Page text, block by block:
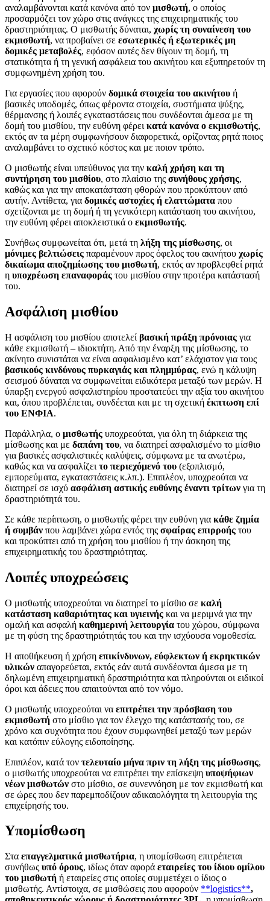
αναλαμβάνονται κατά κανόνα από τον μισθωτή, ο οποίος
προσαρμόζει τον χώρο στις ανάγκες της επιχειρηματικής του
δραστηριότητας. Ο μισθωτής δύναται, χωρίς τη συναίνεση του
εκμισθωτή, να προβαίνει σε εσωτερικές ή εξωτερικές μη
δομικές μεταβολές, εφόσον αυτές δεν θίγουν τη δομή, τη
στατικότητα ή τη γενική ασφάλεια του ακινήτου και εξυπηρετούν τη
συμφωνημένη χρήση του.
Για εργασίες που αφορούν δομικά στοιχεία του ακινήτου ή
βασικές υποδομές, όπως φέροντα στοιχεία, συστήματα ψύξης,
θέρμανσης ή λοιπές εγκαταστάσεις που συνδέονται άμεσα με τη
δομή του μισθίου, την ευθύνη φέρει κατά κανόνα ο εκμισθωτής,
εκτός αν τα μέρη συμφωνήσουν διαφορετικά, ορίζοντας ρητά ποιος
αναλαμβάνει το σχετικό κόστος και με ποιον τρόπο.
Ο μισθωτής είναι υπεύθυνος για την καλή χρήση και τη
συντήρηση του μισθίου, στο πλαίσιο της συνήθους χρήσης,
καθώς και για την αποκατάσταση φθορών που προκύπτουν από
αυτήν. Αντίθετα, για δομικές αστοχίες ή ελαττώματα που
σχετίζονται με τη δομή ή τη γενικότερη κατάσταση του ακινήτου,
την ευθύνη φέρει αποκλειστικά ο εκμισθωτής.
Συνήθως συμφωνείται ότι, μετά τη λήξη της μίσθωσης, οι
μόνιμες βελτιώσεις παραμένουν προς όφελος του ακινήτου χωρίς
δικαίωμα αποζημίωσης του μισθωτή, εκτός αν προβλεφθεί ρητά
η υποχρέωση επαναφοράς του μισθίου στην προτέρα κατάστασή
του.
Ασφάλιση μισθίου
Η ασφάλιση του μισθίου αποτελεί βασική πράξη πρόνοιας για
κάθε εκμισθωτή – ιδιοκτήτη. Από την έναρξη της μίσθωσης, το
ακίνητο συνιστάται να είναι ασφαλισμένο κατ’ ελάχιστον για τους
βασικούς κινδύνους πυρκαγιάς και πλημμύρας, ενώ η κάλυψη
σεισμού δύναται να συμφωνείται ειδικότερα μεταξύ των μερών. Η
ύπαρξη ενεργού ασφαλιστηρίου προστατεύει την αξία του ακινήτου
και, όπου προβλέπεται, συνδέεται και με τη σχετική έκπτωση επί
του ΕΝΦΙΑ.
Παράλληλα, ο μισθωτής υποχρεούται, για όλη τη διάρκεια της
μίσθωσης και με δαπάνη του, να διατηρεί ασφαλισμένο το μίσθιο
για βασικές ασφαλιστικές καλύψεις, σύμφωνα με τα ανωτέρω,
καθώς και να ασφαλίζει το περιεχόμενό του (εξοπλισμό,
εμπορεύματα, εγκαταστάσεις κ.λπ.). Επιπλέον, υποχρεούται να
διατηρεί σε ισχύ ασφάλιση αστικής ευθύνης έναντι τρίτων για τη
δραστηριότητά του.
Σε κάθε περίπτωση, ο μισθωτής φέρει την ευθύνη για κάθε ζημία
ή συμβάν που λαμβάνει χώρα εντός της σφαίρας επιρροής του
και προκύπτει από τη χρήση του μισθίου ή την άσκηση της
επιχειρηματικής του δραστηριότητας.
Λοιπές υποχρεώσεις
Ο μισθωτής υποχρεούται να διατηρεί το μίσθιο σε καλή
κατάσταση καθαριότητας και υγιεινής και να μεριμνά για την
ομαλή και ασφαλή καθημερινή λειτουργία του χώρου, σύμφωνα
με τη φύση της δραστηριότητάς του και την ισχύουσα νομοθεσία.
Η αποθήκευση ή χρήση επικίνδυνων, εύφλεκτων ή εκρηκτικών
υλικών απαγορεύεται, εκτός εάν αυτά συνδέονται άμεσα με τη
δηλωμένη επιχειρηματική δραστηριότητα και πληρούνται οι ειδικοί
όροι και άδειες που απαιτούνται από τον νόμο.
Ο μισθωτής υποχρεούται να επιτρέπει την πρόσβαση του
εκμισθωτή στο μίσθιο για τον έλεγχο της κατάστασής του, σε
χρόνο και συχνότητα που έχουν συμφωνηθεί μεταξύ των μερών
και κατόπιν εύλογης ειδοποίησης.
Επιπλέον, κατά τον τελευταίο μήνα πριν τη λήξη της μίσθωσης,
ο μισθωτής υποχρεούται να επιτρέπει την επίσκεψη υποψήφιων
νέων μισθωτών στο μίσθιο, σε συνεννόηση με τον εκμισθωτή και
σε ώρες που δεν παρεμποδίζουν αδικαιολόγητα τη λειτουργία της
επιχείρησής του.
Υπομίσθωση
Στα επαγγελματικά μισθωτήρια, η υπομίσθωση επιτρέπεται
συνήθως υπό όρους, ιδίως όταν αφορά εταιρείες του ίδιου ομίλου
του μισθωτή ή εταιρείες στις οποίες συμμετέχει ο ίδιος ο
μισθωτής. Αντίστοιχα, σε μισθώσεις που αφορούν **logistics**,